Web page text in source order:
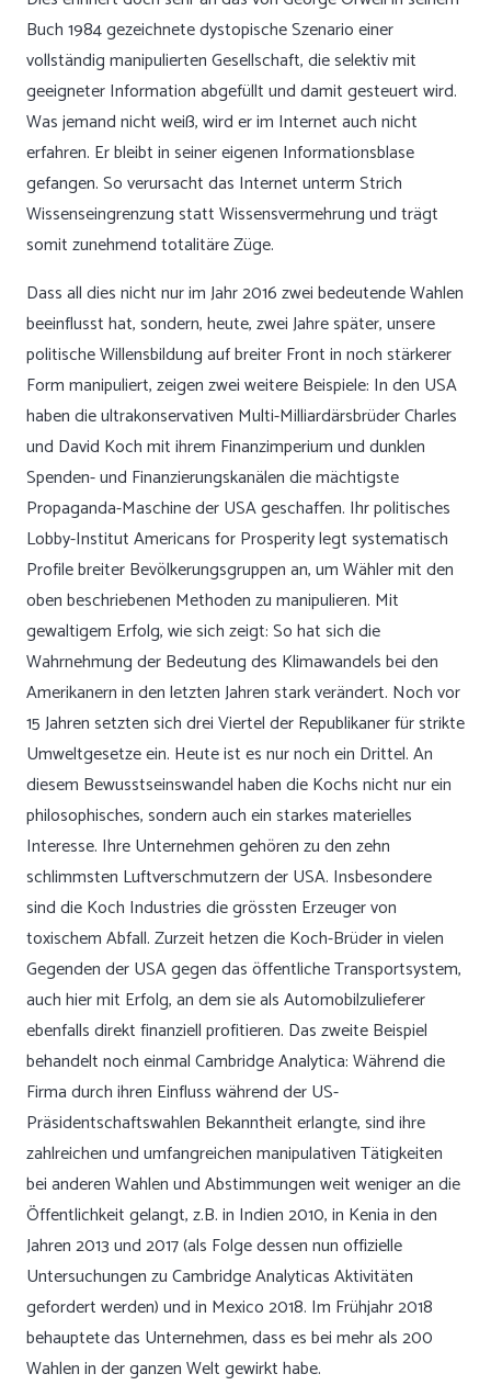
Buch 1984 gezeichnete dystopische Szenario einer
vollständig manipulierten Gesellschaft, die selektiv mit
geeigneter Information abgefüllt und damit gesteuert wird.
Was jemand nicht weiß, wird er im Internet auch nicht
erfahren. Er bleibt in seiner eigenen Informationsblase
gefangen. So verursacht das Internet unterm Strich
Wissenseingrenzung statt Wissensvermehrung und trägt
somit zunehmend totalitäre Züge.
Dass all dies nicht nur im Jahr 2016 zwei bedeutende Wahlen
beeinflusst hat, sondern, heute, zwei Jahre später, unsere
politische Willensbildung auf breiter Front in noch stärkerer
Form manipuliert, zeigen zwei weitere Beispiele: In den USA
haben die ultrakonservativen Multi-Milliardärsbrüder Charles
und David Koch mit ihrem Finanzimperium und dunklen
Spenden- und Finanzierungskanälen die mächtigste
Propaganda-Maschine der USA geschaffen. Ihr politisches
Lobby-Institut Americans for Prosperity legt systematisch
Profile breiter Bevölkerungsgruppen an, um Wähler mit den
oben beschriebenen Methoden zu manipulieren. Mit
gewaltigem Erfolg, wie sich zeigt: So hat sich die
Wahrnehmung der Bedeutung des Klimawandels bei den
Amerikanern in den letzten Jahren stark verändert. Noch vor
15 Jahren setzten sich drei Viertel der Republikaner für strikte
Umweltgesetze ein. Heute ist es nur noch ein Drittel. An
diesem Bewusstseinswandel haben die Kochs nicht nur ein
philosophisches, sondern auch ein starkes materielles
Interesse. Ihre Unternehmen gehören zu den zehn
schlimmsten Luftverschmutzern der USA. Insbesondere
sind die Koch Industries die grössten Erzeuger von
toxischem Abfall. Zurzeit hetzen die Koch-Brüder in vielen
Gegenden der USA gegen das öffentliche Transportsystem,
auch hier mit Erfolg, an dem sie als Automobilzulieferer
ebenfalls direkt finanziell profitieren. Das zweite Beispiel
behandelt noch einmal Cambridge Analytica: Während die
Firma durch ihren Einfluss während der US-
Präsidentschaftswahlen Bekanntheit erlangte, sind ihre
zahlreichen und umfangreichen manipulativen Tätigkeiten
bei anderen Wahlen und Abstimmungen weit weniger an die
Öffentlichkeit gelangt, z.B. in Indien 2010, in Kenia in den
Jahren 2013 und 2017 (als Folge dessen nun offizielle
Untersuchungen zu Cambridge Analyticas Aktivitäten
gefordert werden) und in Mexico 2018. Im Frühjahr 2018
behauptete das Unternehmen, dass es bei mehr als 200
Wahlen in der ganzen Welt gewirkt habe.